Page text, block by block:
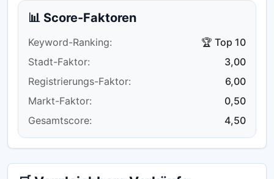
📊 Score-Faktoren
Keyword-Ranking:
🏆 Top 10
Stadt-Faktor:
3,00
Registrierungs-Faktor:
6,00
Markt-Faktor:
0,50
Gesamtscore:
4,50